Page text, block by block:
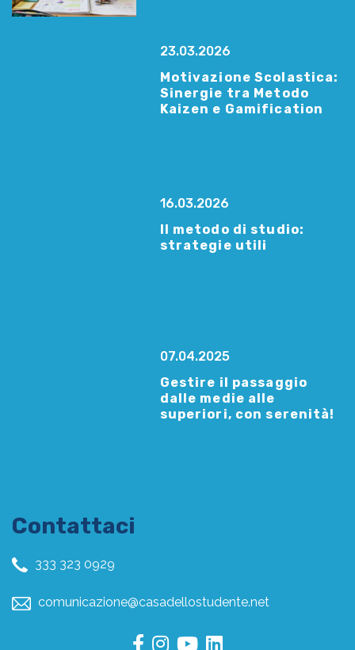
23.03.2026
Motivazione Scolastica:
Sinergie tra Metodo
Kaizen e Gamification
16.03.2026
Il metodo di studio:
strategie utili
07.04.2025
Gestire il passaggio
dalle medie alle
superiori, con serenità!
Contattaci
333 323 0929
comunicazione@casadellostudente.net